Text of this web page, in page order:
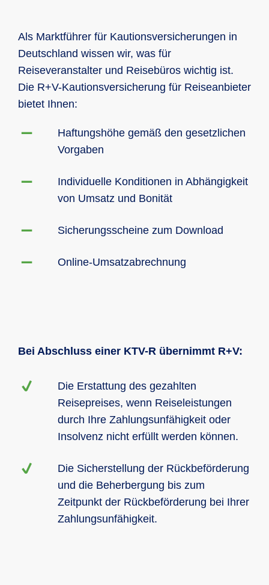
Als Marktführer für Kautionsversicherungen in
Deutschland wissen wir, was für
Reiseveranstalter und Reisebüros wichtig ist.
Die R+V-Kautionsversicherung für Reiseanbieter
bietet Ihnen:
Haftungshöhe gemäß den gesetzlichen
Vorgaben
Individuelle Konditionen in Abhängigkeit
von Umsatz und Bonität
Sicherungsscheine zum Download
Online-Umsatzabrechnung
Bei Abschluss einer KTV-R übernimmt R+V:
Die Erstattung des gezahlten
Reisepreises, wenn Reiseleistungen
durch Ihre Zahlungsunfähigkeit oder
Insolvenz nicht erfüllt werden können.
Die Sicherstellung der Rückbeförderung
und die Beherbergung bis zum
Zeitpunkt der Rückbeförderung bei Ihrer
Zahlungsunfähigkeit.